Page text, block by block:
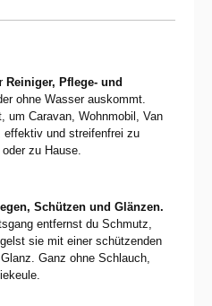
Reiniger, Pflege- und
der ohne Wasser auskommt.
um Caravan, Wohnmobil, Van
effektiv und streifenfrei zu
zu Hause.
Schützen und Glänzen.
entfernst du Schmutz,
sie mit einer schützenden
Ganz ohne Schlauch,